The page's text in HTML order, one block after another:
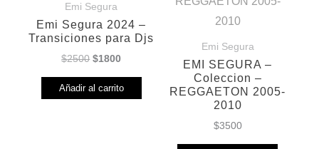
Emi Segura
Emi Segura 2024 –
Transiciones para Djs
$2500 El
precio
original
$1800El
precio
actual
Añadir al carrito
Emi Segura
EMI SEGURA –
Coleccion –
REGGAETON 2005-
2010
$3500